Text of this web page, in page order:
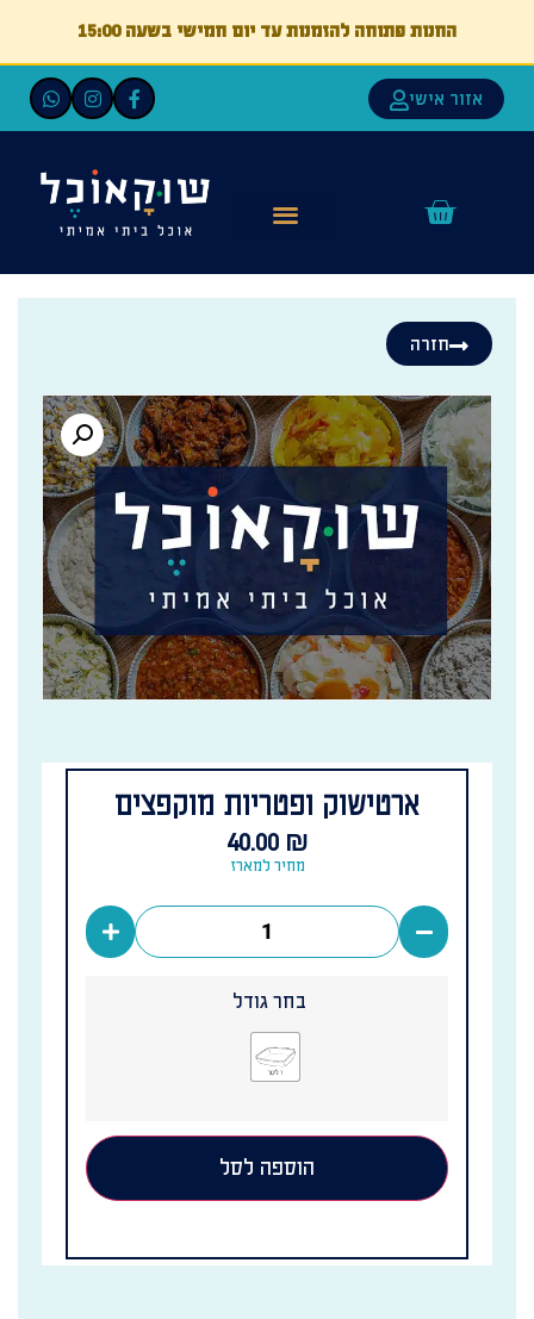
החנות פתוחה להזמנות עד יום חמישי בשעה 15:00
אזור אישי
חזרה
ארטישוק ופטריות מוקפצים
40.00 ₪
מחיר למארז
בחר גודל
הוספה לסל